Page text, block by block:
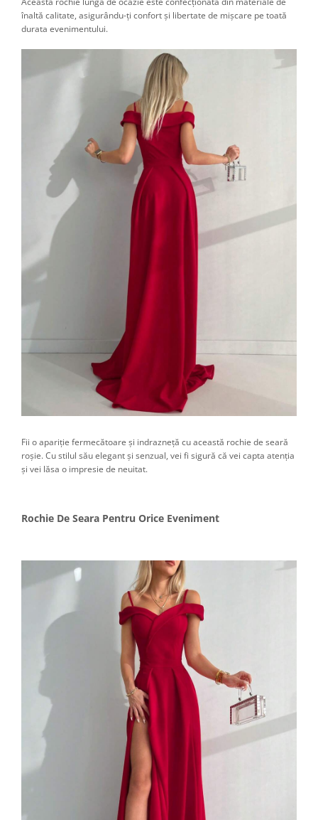
înaltă calitate, asigurându-ți confort și libertate de mișcare pe toată
durata evenimentului.
Fii o apariție fermecătoare și indrazneță cu această rochie de seară
roșie. Cu stilul său elegant și senzual, vei fi sigură că vei capta atenția
și vei lăsa o impresie de neuitat.
Rochie De Seara Pentru Orice Eveniment